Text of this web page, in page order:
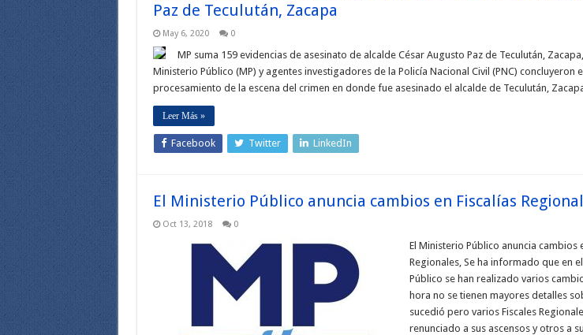
Paz de Teculután, Zacapa
May 6, 2020 0
MP suma 159 evidencias de asesinato de alcalde César Augusto Paz de Teculután,
Ministerio Público (MP) y agentes investigadores de la Policía Nacional Civil (PNC) concluyeron el
procesamiento de la escena del crimen en donde fue asesinado el alcalde de Teculután,
Leer Más »
Facebook Twitter LinkedIn
El Ministerio Público anuncia cambios en Fiscalías
Oct 13, 2018 0
El Ministerio Público anuncia cambios
Regionales, Se ha informado que en
Público se han realizado varios
hora no se tienen mayores detalles
sucedió pero varios Fiscales
renunciado a sus ascensos y otros a